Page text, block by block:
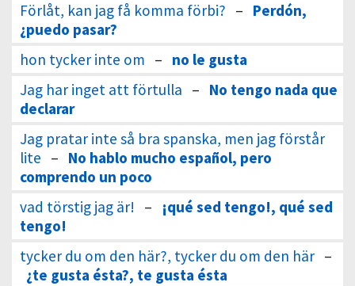
Förlåt, kan jag få komma förbi? – Perdón,
¿puedo pasar?
hon tycker inte om – no le gusta
Jag har inget att förtulla – No tengo nada que
declarar
Jag pratar inte så bra spanska, men jag förstår
lite – No hablo mucho español, pero
comprendo un poco
vad törstig jag är! –
¡qué sed tengo!, qué sed
tengo!
tycker du om den här?, tycker du om den här –
¿te gusta ésta?, te gusta ésta